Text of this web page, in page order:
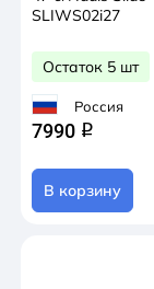
SLIWS02i27
Остаток 5 шт
Россия
7990 q
В корзину